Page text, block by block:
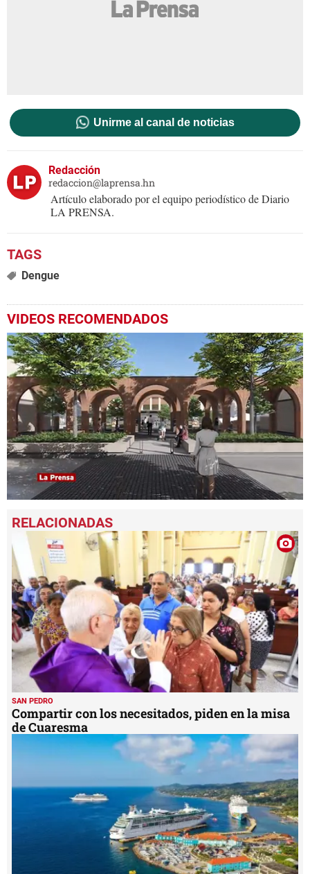
Unirme al canal de noticias
Redacción
redaccion@laprensa.hn
Artículo elaborado por el equipo periodístico de Diario
LA PRENSA.
Dengue
VIDEOS RECOMENDADOS
seconds
of
minute,
37
seconds
SAN PEDRO
Compartir con los necesitados, piden en la misa
de Cuaresma